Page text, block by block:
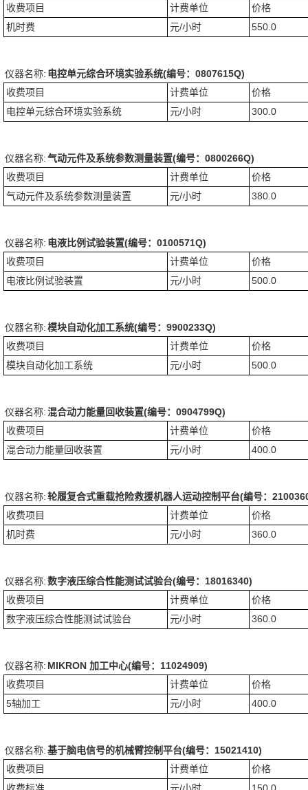
收费项目
计费单位
价格
机时费
元/小时 550.0
仪器名称: 电控单元综合环境实验系统(编号：0807615Q)
收费项目
计费单位
价格
电控单元综合环境实验系统
元/小时 300.0
仪器名称:气动元件及系统参数测量装置(编号：0800266Q)
收费项目
计费单位
价格
气动元件及系统参数测量装置
元/小时 380.0
仪器名称: 电液比例试验装置(编号：0100571Q)
收费项目
计费单位
价格
电液比例试验装置
元/小时 500.0
仪器名称:模块自动化加工系统(编号：9900233Q)
收费项目
计费单位
价格
模块自动化加工系统
元/小时 500.0
仪器名称:混合动力能量回收装置(编号：0904799Q)
收费项目
计费单位
价格
混合动力能量回收装置
元/小时 400.0
仪器名称:轮履复合式重载抢险救援机器人运动控制平台(编号：
收费项目
计费单位
价格
机时费
元/小时 360.0
仪器名称:数字液压综合性能测试试验台(编号：18016340)
收费项目
计费单位
价格
数字液压综合性能测试试验台
元/小时 360.0
仪器名称: MIKRON 加工中心(编号：11024909)
收费项目
计费单位
价格
5轴加工
元/小时 400.0
仪器名称:基于脑电信号的机械臂控制平台(编号：15021410)
收费项目
计费单位
价格